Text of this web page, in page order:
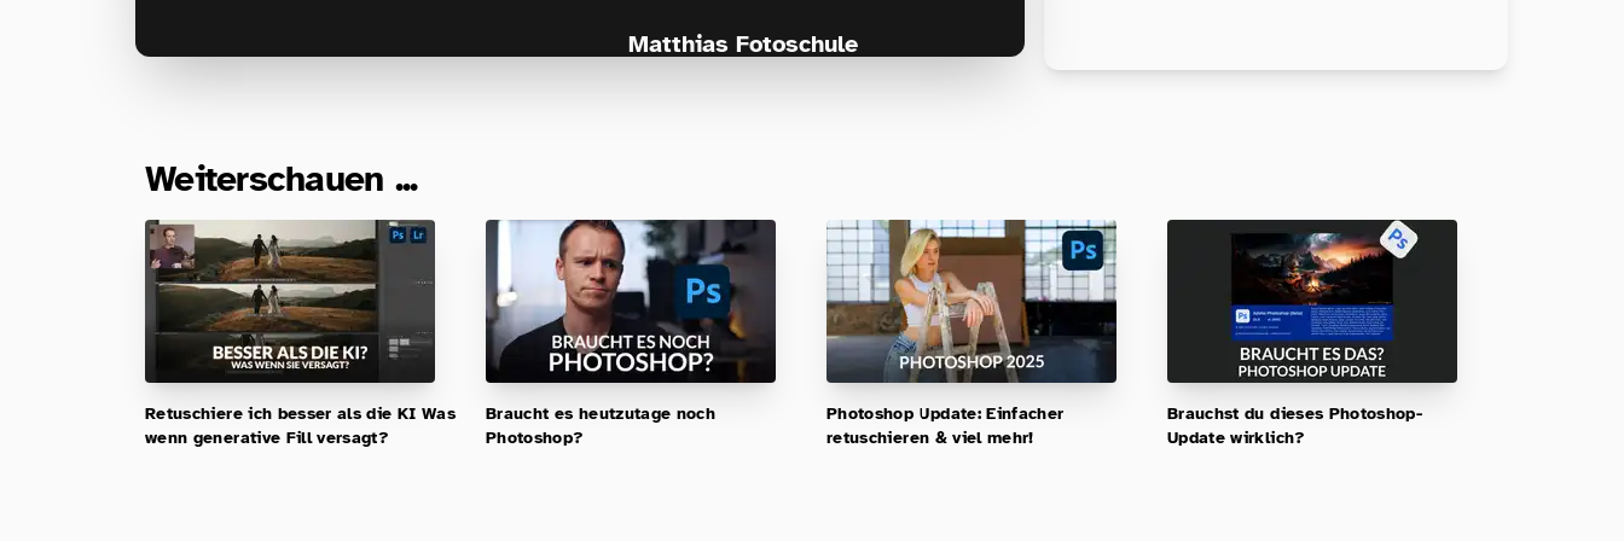
Matthias Fotoschule
Weiterschauen ...
Retuschiere ich besser als die KI Was
wenn generative Fill versagt?
Braucht es heutzutage noch
Photoshop?
Photoshop Update: Einfacher
retuschieren & viel mehr!
Brauchst du dieses Photoshop-
Update wirklich?